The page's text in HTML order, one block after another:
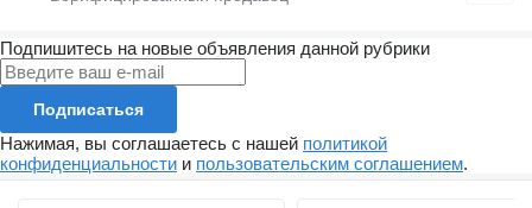
Подпишитесь на новые объявления данной рубрики
Подписаться
Нажимая, вы соглашаетесь с нашей политикой
конфиденциальности и пользовательским соглашением.